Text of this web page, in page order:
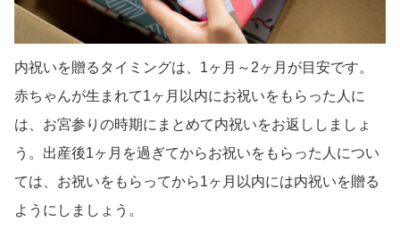
内祝いを贈るタイミングは、1ヶ月～2ヶ月が目安です。
赤ちゃんが生まれて1ヶ月以内にお祝いをもらった人に
は、お宮参りの時期にまとめて内祝いをお返ししましょ
う。出産後1ヶ月を過ぎてからお祝いをもらった人につい
ては、お祝いをもらってから1ヶ月以内には内祝いを贈る
ようにしましょう。